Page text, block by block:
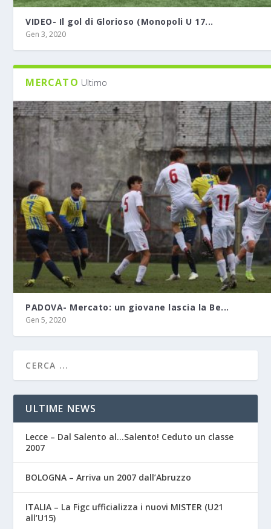
VIDEO- Il gol di Glorioso (Monopoli U 17...
Gen 3, 2020
MERCATO Ultimo
PADOVA- Mercato: un giovane lascia la Be...
Gen 5, 2020
ULTIME NEWS
Lecce – Dal Salento al…Salento! Ceduto un classe
2007
BOLOGNA – Arriva un 2007 dall’Abruzzo
ITALIA – La Figc ufficializza i nuovi MISTER (U21
all’U15)